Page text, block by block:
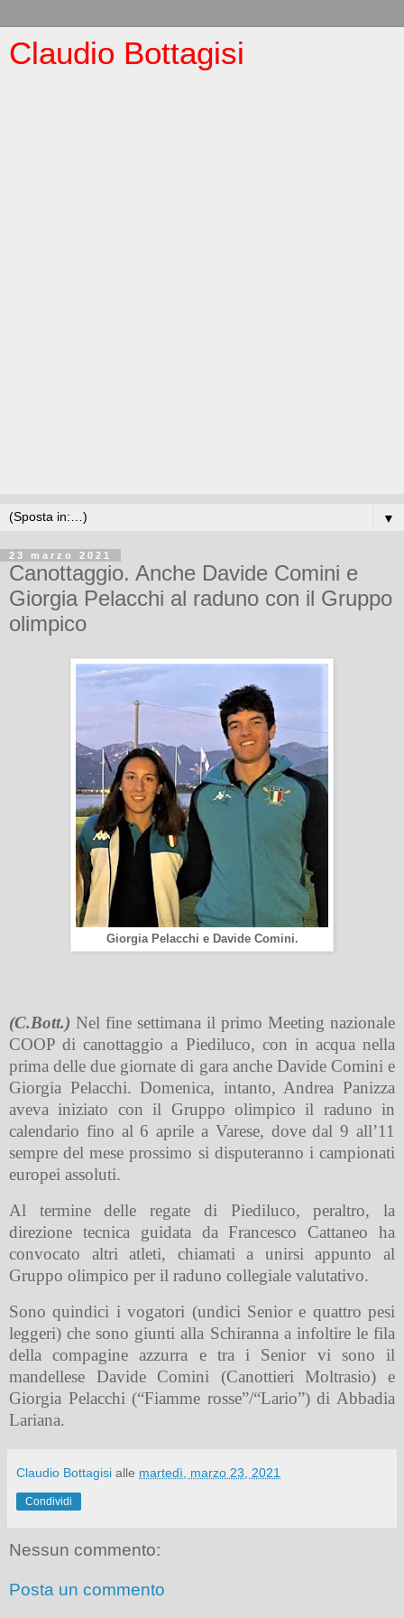
Claudio Bottagisi
▼
23 marzo 2021
Canottaggio. Anche Davide Comini e
Giorgia Pelacchi al raduno con il Gruppo
olimpico
Giorgia Pelacchi e Davide Comini.
(C.Bott.) Nel fine settimana il primo Meeting nazionale
COOP di canottaggio a Piediluco, con in acqua nella
prima delle due giornate di gara anche Davide Comini e
Giorgia Pelacchi. Domenica, intanto, Andrea Panizza
aveva iniziato con il Gruppo olimpico il raduno in
calendario fino al 6 aprile a Varese, dove dal 9 all’11
sempre del mese prossimo si disputeranno i campionati
europei assoluti.
Al termine delle regate di Piediluco, peraltro, la
direzione tecnica guidata da Francesco Cattaneo ha
convocato altri atleti, chiamati a unirsi appunto al
Gruppo olimpico per il raduno collegiale valutativo.
Sono quindici i vogatori (undici Senior e quattro pesi
leggeri) che sono giunti alla Schiranna a infoltire le fila
della compagine azzurra e tra i Senior vi sono il
mandellese Davide Comini (Canottieri Moltrasio) e
Giorgia Pelacchi (“Fiamme rosse”/“Lario”) di Abbadia
Lariana.
Claudio Bottagisi alle martedì, marzo 23, 2021
Condividi
Nessun commento:
Posta un commento